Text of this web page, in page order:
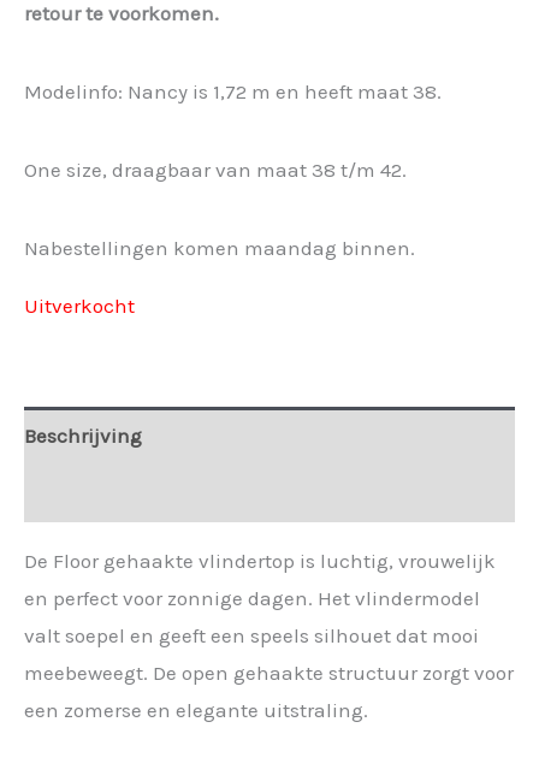
retour te voorkomen.
Modelinfo: Nancy is 1,72 m en heeft maat 38.
One size, draagbaar van maat 38 t/m 42.
Nabestellingen komen maandag binnen.
Uitverkocht
Beschrijving
De Floor gehaakte vlindertop is luchtig, vrouwelijk
en perfect voor zonnige dagen. Het vlindermodel
valt soepel en geeft een speels silhouet dat mooi
meebeweegt. De open gehaakte structuur zorgt voor
een zomerse en elegante uitstraling.